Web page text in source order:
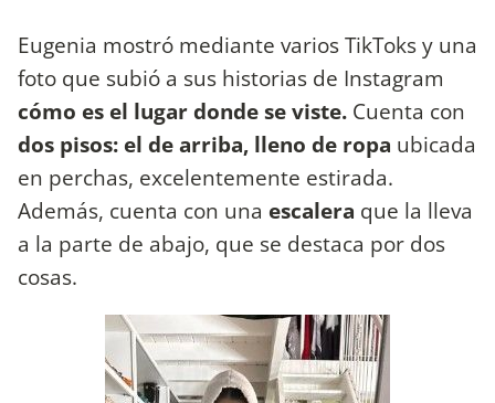
Eugenia mostró mediante varios TikToks y una
foto que subió a sus historias de Instagram
cómo es el lugar donde se viste. Cuenta con
dos pisos: el de arriba, lleno de ropa ubicada
en perchas, excelentemente estirada.
Además, cuenta con una escalera que la lleva
a la parte de abajo, que se destaca por dos
cosas.